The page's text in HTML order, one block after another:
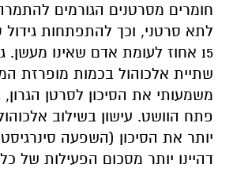
חומרים מסרטנים הגורמים
15 אחוז לעומת אדם שאינו מעשן.
שתיית אלכוהול בכמות מופרזת
משמעותי את הסיכון לסרטן
פתח הוושט. עישון בשילוב
יותר את הסיכון (השפעה
דהיינו יותר מסכום הפעילות של